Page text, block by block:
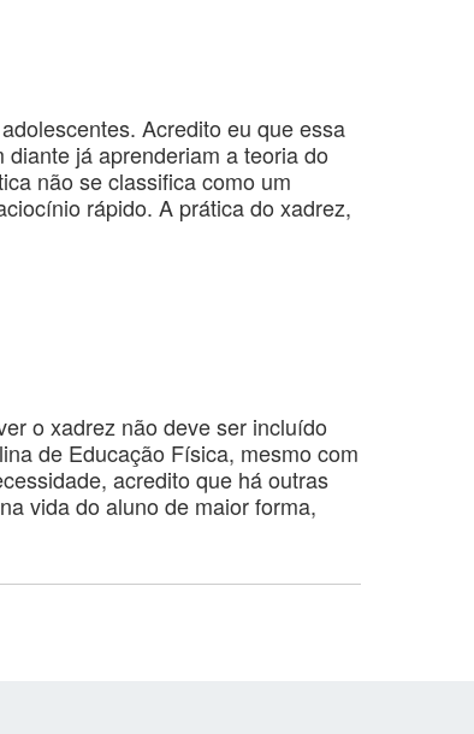
Acredito eu que essa
já aprenderiam a teoria do
não se classifica como um
rápido. A prática do xadrez,
o xadrez não deve ser incluído
de Educação Física, mesmo com
acredito que há outras
vida do aluno de maior forma,